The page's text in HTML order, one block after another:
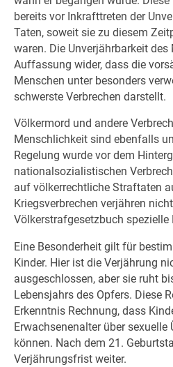
bereits vor Inkrafttreten der
Taten, soweit sie zu diesem
waren. Die Unverjährbarkeit
Auffassung wider, dass die
Menschen unter besonders
schwerste Verbrechen darstellt.
Völkermord und andere
Menschlichkeit sind ebenfalls
Regelung wurde vor dem
nationalsozialistischen
auf völkerrechtliche Straftaten
Kriegsverbrechen verjähren
Völkerstrafgesetzbuch spezielle
Eine Besonderheit gilt für
Kinder. Hier ist die Verjährung
ausgeschlossen, aber sie ruht
Lebensjahrs des Opfers. Diese
Erkenntnis Rechnung, dass
Erwachsenenalter über sexuelle
können. Nach dem 21.
Verjährungsfrist weiter.